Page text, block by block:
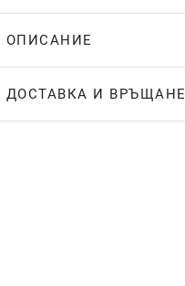
ОПИСАНИЕ
ДОСТАВКА И ВРЪЩАНЕ